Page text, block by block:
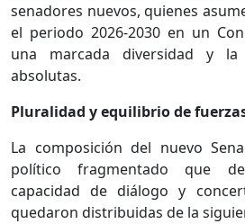
senadores nuevos, quienes
el periodo 2026-2030 en un
una marcada diversidad y la
absolutas.
Pluralidad y equilibrio de
La composición del nuevo
político fragmentado que
capacidad de diálogo y
quedaron distribuidas de la